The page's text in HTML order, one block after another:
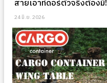
สายเอาท์ดอร์ตัวจริงต้องมี!
24 มิ.ย. 2026